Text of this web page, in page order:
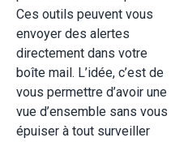
Ces outils peuvent vous
envoyer des alertes
directement dans votre
boîte mail. L’idée, c’est de
vous permettre d’avoir une
vue d’ensemble sans vous
épuiser à tout surveiller